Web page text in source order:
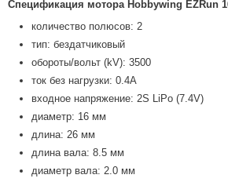
Спецификация мотора Hobbywing EZRun
количество полюсов: 2
тип: бездатчиковый
обороты/вольт (kV): 3500
ток без нагрузки: 0.4A
входное напряжение: 2S LiPo (7.4V)
диаметр: 16 мм
длина: 26 мм
длина вала: 8.5 мм
диаметр вала: 2.0 мм